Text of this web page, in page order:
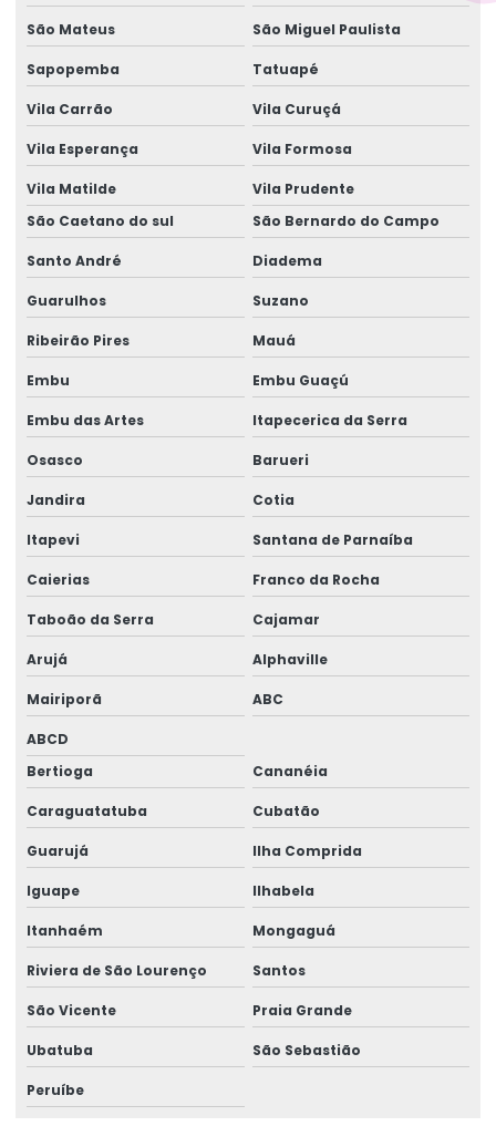
Fornecedor de gerador de energia em camaçari
Fornecedores de geradores a diesel
Fornecedores de geradores a diesel em camaçari
Fornecedores de geradores elétricos
Gerador 100 kva
Gerador 100 kva aluguel preço
Gerador 100 kva diesel
Gerador 100 kva mwm
Gerador 100 kva trifásico
Gerador 100 kva valor
Gerador 100 kva a venda
Gerador 100kva valor
Gerador 110 kva
Gerador 120 kva
Gerador 120 kva diesel
Gerador 120 kva preço
Gerador 150 kva
Gerador 150 kva aluguel
Gerador 150 kva diesel
Gerador 180 kva
Gerador 180 kva aluguel
São Mateus São Miguel Paulista
Sapopemba Tatuapé
Vila Carrão Vila Curuçá
Vila Esperança Vila Formosa
Vila Matilde
Vila Prudente
São Caetano do sul
São Bernardo do Campo
Santo André Diadema
Guarulhos Suzano
Ribeirão Pires Mauá
Embu Embu Guaçú
Embu das Artes Itapecerica da Serra
Osasco Barueri
Jandira Cotia
Itapevi Santana de Parnaíba
Caierias Franco da Rocha
Taboão da Serra Cajamar
Arujá Alphaville
Mairiporã ABC
ABCD
Bertioga
Cananéia
Caraguatatuba Cubatão
Guarujá Ilha Comprida
Iguape Ilhabela
Itanhaém Mongaguá
Riviera de São Lourenço Santos
São Vicente Praia Grande
Ubatuba São Sebastião
Peruíbe